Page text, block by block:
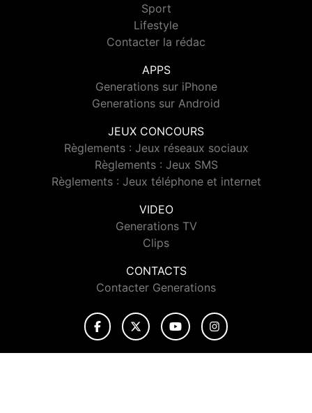
Sport
Lifestyle
Contacter la rédac
APPS
Generations sur iPhone
Generations sur Android
JEUX CONCOURS
Règlements : Jeux réseaux sociaux
Règlements : Jeux SMS
Règlements : Jeux téléphone et internet
VIDEO
Generations TV
Clips
CONTACTS
Contacter Generations